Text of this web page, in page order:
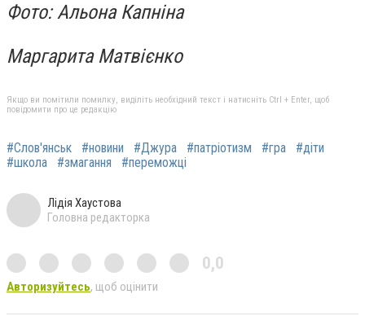
Фото: Альона Капніна
Маргарита Матвієнко
Якщо ви помітили помилку, виділіть необхідний текст і натисніть Ctrl + Enter, щоб
повідомити про це редакцію
#Слов'янськ #новини #Джура #патріотизм #гра
#діти
#школа
#змагання #переможці
Лідія Хаустова
Головна редакторка
0,0
Авторизуйтесь, щоб оцінити